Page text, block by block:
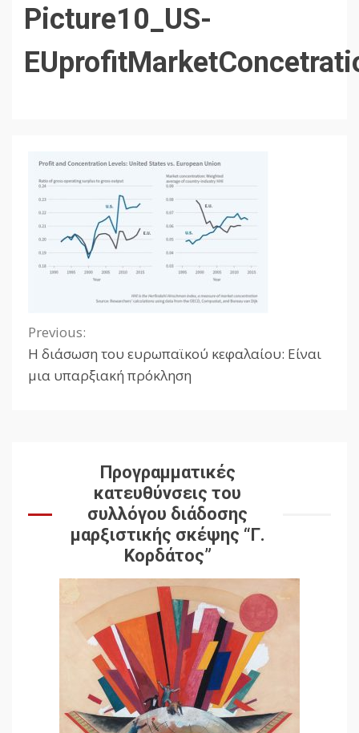
Picture10_US-
Continue
Reading
Previous:
Η διάσωση του ευρωπαϊκού κεφαλαίου: Είναι
μια υπαρξιακή πρόκληση
Προγραμματικές
κατευθύνσεις του
συλλόγου διάδοσης
μαρξιστικής σκέψης “Γ.
Κορδάτος”